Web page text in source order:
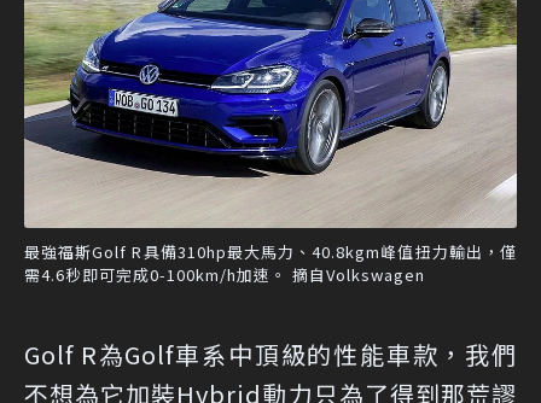
最強福斯Golf R具備310hp最大馬力、40.8kgm峰值扭力輸出，僅
需4.6秒即可完成0-100km/h加速。 摘自Volkswagen
Golf R為Golf車系中頂級的性能車款，我們
不想為它加裝Hybrid動力只為了得到那荒謬